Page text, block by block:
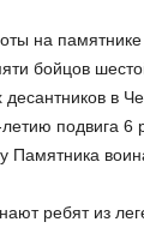
на
бойцов
в
подвига 6
Памятника
ребят из